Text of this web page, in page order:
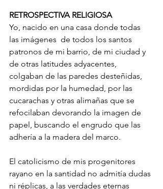
RETROSPECTIVA RELIGIOSA
Yo, nacido en una casa donde todas
las imágenes  de todos los santos
patronos de mi barrio, de mi ciudad y
de otras latitudes adyacentes,
colgaban de las paredes desteñidas,
mordidas por la humedad, por las
cucarachas y otras alimañas que se
refocilaban devorando la imagen de
papel, buscando el engrudo que las
adhería a la madera del marco.
El catolicismo de mis progenitores
rayano en la santidad no admitía dudas
ni réplicas, a las verdades eternas